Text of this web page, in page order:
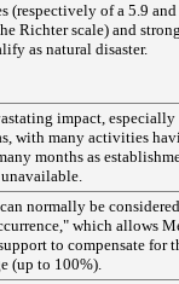
(respectively of a 5.9
Richter scale) and
as natural disaster.
impact,
with many activities
months as
normally be
which allows
to compensate for
(up to 100%).